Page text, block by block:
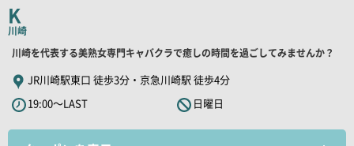
コ
ピ
ー
K
川崎
店
舗
PR
キ
ャ
川崎を代表する美熟女専門キャバクラで癒しの時間を過ごしてみませんか？
JR川崎駅東口 徒歩3分・京急川崎駅 徒歩4分
19:00～LAST
日曜日